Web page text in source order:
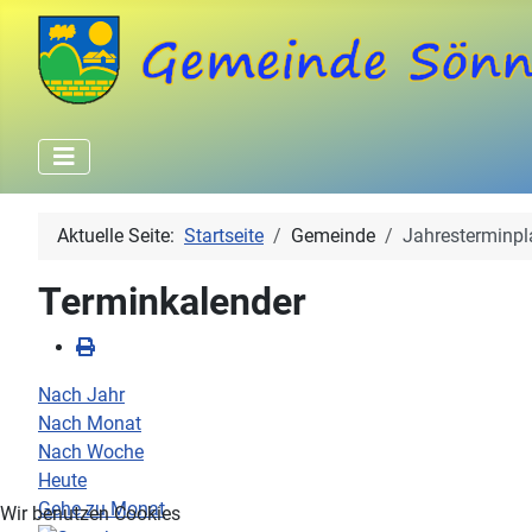
Aktuelle Seite: Startseite Gemeinde
Terminkalender
Nach Jahr
Nach Monat
Nach Woche
Heute
Gehe zu Monat
Wir benutzen Cookies